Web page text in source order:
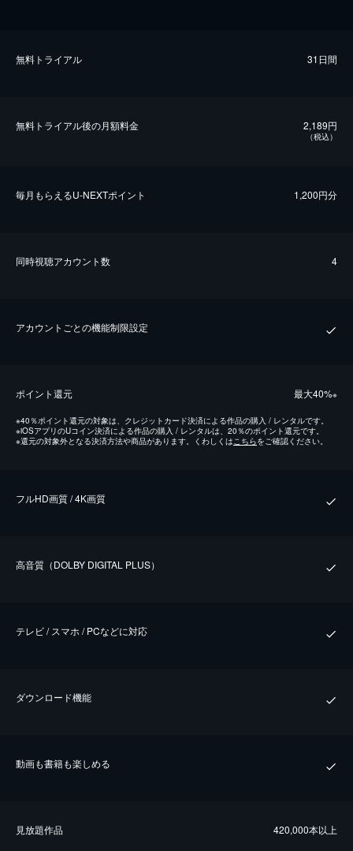
無料トライアル 31日間
無料トライアル後の⽉額料金 2,189円
（税込）
毎⽉もらえるU-NEXTポイント 1,200円分
同時視聴アカウント数 4
アカウントごとの機能制限設定
ポイント還元 最⼤40%※
※40％ポイント還元の対象は、クレジットカード決済による作品の購入 / レンタルです。
※iOSアプリのUコイン決済による作品の購入 / レンタルは、20％のポイント還元です。
※還元の対象外となる決済方法や商品があります。くわしくは こちらをご確認ください。
フルHD画質 / 4K画質
⾼⾳質（DOLBY DIGITAL PLUS）
テレビ / スマホ / PCなどに対応
ダウンロード機能
動画も書籍も楽しめる
⾒放題作品 420,000本以上